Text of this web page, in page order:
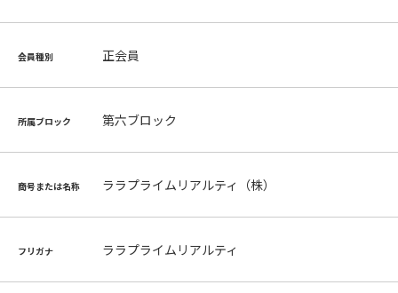
会員種別 正会員
所属ブロック 第六ブロック
商号または名称 ララプライムリアルティ（株）
フリガナ ララプライムリアルティ